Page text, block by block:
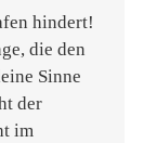
hindert!
die den
Sinne
der
im